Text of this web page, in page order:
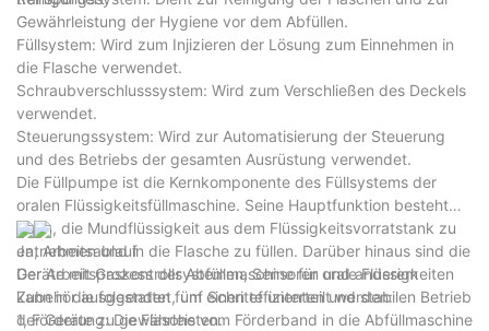
Gewährleistung der Hygiene vor dem Abfüllen.
Füllsystem: Wird zum Injizieren der Lösung zum Einnehmen in
die Flasche verwendet.
Schraubverschlusssystem: Wird zum Verschließen des Deckels
verwendet.
Steuerungssystem: Wird zur Automatisierung der Steuerung
und des Betriebs der gesamten Ausrüstung verwendet.
Die Füllpumpe ist die Kernkomponente des Füllsystems der
oralen Flüssigkeitsfüllmaschine. Seine Hauptfunktion besteht
darin, die Mundflüssigkeit aus dem Flüssigkeitsvorratstank zu
entnehmen und in die Flasche zu füllen. Darüber hinaus sind die
Geräte mit Gaskontrollsystemen, Sensoren und anderem
Zubehör ausgestattet, um einen effizienten und stabilen Betrieb
der Geräte zu gewährleisten.
Ja, Arbeitsablauf
Der Arbeitsprozess der Abfüllmaschine für orale Flüssigkeiten
kann in die folgenden fünf Schritte unterteilt werden:
1, Förderung: Die Flasche vom Förderband in die Abfüllmaschine